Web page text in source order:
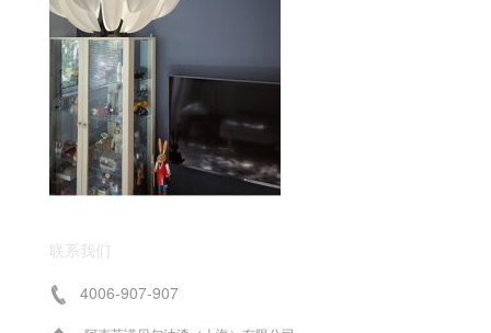
联系我们
4006-907-907